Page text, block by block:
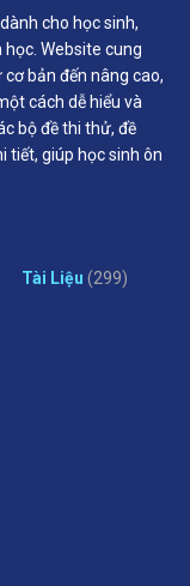
cho học sinh,
Website cung
bản đến nâng cao,
cách dễ hiểu và
bộ đề thi thử, đề
tiết, giúp học sinh ôn
Tài Liệu (299)